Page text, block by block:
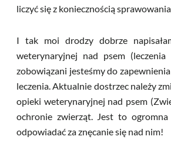
liczyć się z koniecznością
I tak moi drodzy dobrze
weterynaryjnej nad psem
zobowiązani jesteśmy do
leczenia. Aktualnie dostrzec należy
opieki weterynaryjnej nad psem
ochronie zwierząt. Jest to
odpowiadać za znęcanie się nad nim!